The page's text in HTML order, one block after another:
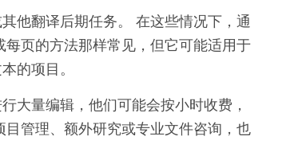
他翻译后期任务。 在这些情况下，通
页的方法那样常见，但它可能适用于
的项目。
大量编辑，他们可能会按小时收费，
管理、额外研究或专业文件咨询，也